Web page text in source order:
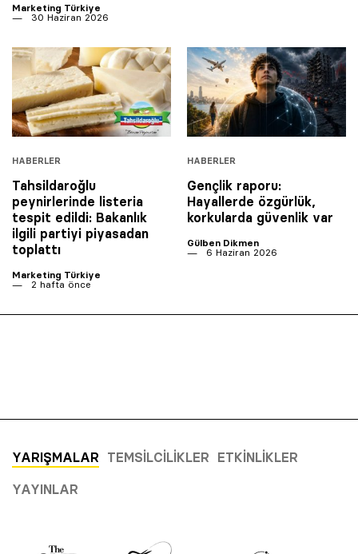
Marketing Türkiye
30 Haziran 2026
HABERLER
Tahsildaroğlu
peynirlerinde listeria
tespit edildi: Bakanlık
ilgili partiyi piyasadan
toplattı
Marketing Türkiye
2 hafta önce
HABERLER
Gençlik raporu:
Hayallerde özgürlük,
korkularda güvenlik var
Gülben Dikmen
6 Haziran 2026
YARIŞMALAR TEMSILCILIKLER ETKINLIKLER
YAYINLAR